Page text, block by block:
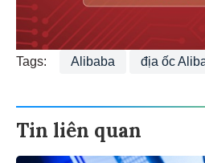
Tags: Alibaba địa ốc
Tin liên quan